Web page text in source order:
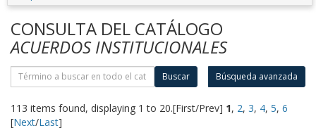
CONSULTA DEL CATÁLOGO
ACUERDOS INSTITUCIONALES
Buscar Búsqueda avanzada
113 items found, displaying 1 to 20.[First/Prev] 1, 2, 3, 4, 5, 6
[Next/Last]